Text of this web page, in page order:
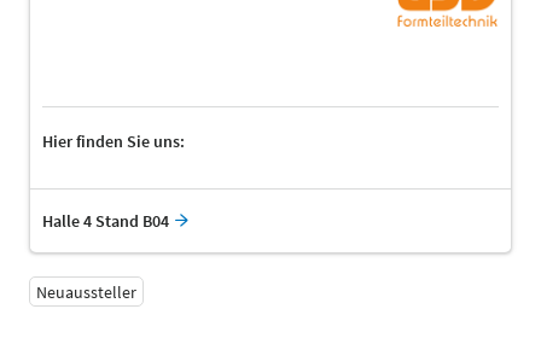
Hier finden Sie uns:
Halle 4 Stand B04
Neuaussteller